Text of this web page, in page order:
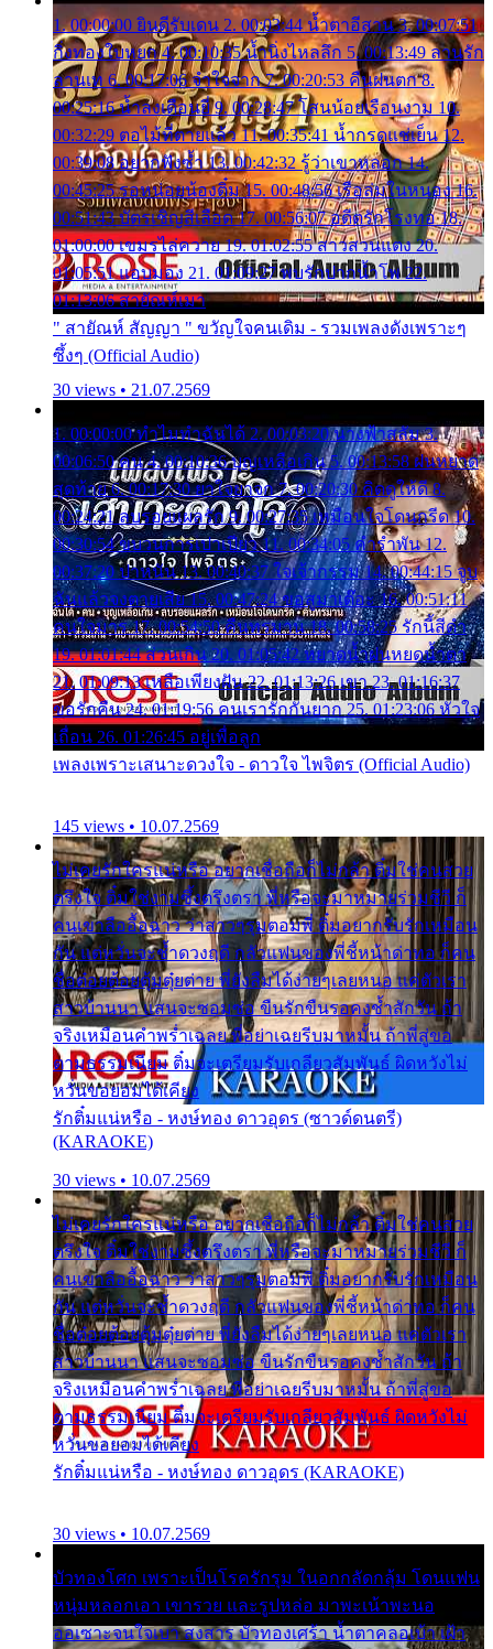
1. 00:00:00 ยินดีรับเดน 2. 00:03:44 น้ำตาอีสาน 3. 00:07:51
กิ่งทองใบหยก 4. 00:10:35 น้ำนิ่งไหลลึก 5. 00:13:49 ลานรัก
ลานเท 6. 00:17:06 จำใจจาก 7. 00:20:53 คืนฝนตก 8.
00:25:16 น้ำลงเดือนยี่ 9. 00:28:47 โสนน้อยเรือนงาม 10.
00:32:29 ตอไม้ที่ตายแล้ว 11. 00:35:41 น้ำกรดแช่เย็น 12.
00:39:08 อยากฟังซ้ำ 13. 00:42:32 รู้ว่าเขาหลอก 14.
00:45:25 รอหน่อยน้องติ๋ม 15. 00:48:56 เรือล่มในหนอง 16.
00:51:43 บัตรเชิญสีเลือด 17. 00:56:07 อดีตรักโรงทอ 18.
01:00:00 เขมรไล่ควาย 19. 01:02:55 สาวสวนแตง 20.
01:05:51 แอบมอง 21. 01:09:27 พบรักปากน้ำโพ 22.
01:13:06 สายัณห์เมา
" สายัณห์ สัญญา " ขวัญใจคนเดิม - รวมเพลงดังเพราะๆ
ซึ้งๆ (Official Audio)
30 views • 21.07.2569
1. 00:00:00 ทำไมทำฉันได้ 2. 00:03:20 นางฟ้าสลัม 3.
00:06:50 คน 4. 00:10:36 บุญเหลือเกิน 5. 00:13:58 ฝนหยาด
สุดท้าย 6. 00:17:30 ยาใจยาจก 7. 00:20:30 คิดดูให้ดี 8.
00:24:21 ลบรอยแผลรัก 9. 00:27:35 เหมือนใจโดนกรีด 10.
00:30:54 ขบวนการเปาเปียว 11. 00:34:05 คำรำพัน 12.
00:37:20 ปาหนัน 13. 00:40:37 ใจเจ้ากรรม 14. 00:44:15 จูบ
ฉันแล้วจงตายเสีย 15. 00:47:24 ขอสูมาเต๊อะ 16. 00:51:11
คนใจมาร 17. 00:54:50 คืนทรมาน 18. 00:58:25 รักนี้สีดำ
19. 01:01:44 ส่วนเกิน 20. 01:05:42 หยาดน้ำฝนหยดน้ำตา
21. 01:09:13 เหลือเพียงฝัน 22. 01:13:26 เขา 23. 01:16:37
ขอรักคืน 24. 01:19:56 คนเรารักกันยาก 25. 01:23:06 หัวใจ
เถื่อน 26. 01:26:45 อยู่เพื่อลูก
เพลงเพราะเสนาะดวงใจ - ดาวใจ ไพจิตร (Official Audio)
145 views • 10.07.2569
ไม่เคยรักใครแน่หรือ อยากเชื่อถือก็ไม่กล้า ติ๋มใช่คนสวย
ตรึงใจ ติ๋มใช่งามซึ้งตรึงตรา พี่หรือจะมาหมายร่วมชีวี ก็
คนเขาลืออื้อฉาว ว่าสาวๆรุมตอมพี่ ติ๋มอยากรับรักเหมือน
กัน แต่หวั่นจะช้ำดวงฤดี กลัวแฟนของพี่ชี้หน้าด่าทอ ก็คน
ชื่อต๋อยต้อยตุ้มตุ๋ยต่าย พี่ยังลืมได้ง่ายๆเลยหนอ แค่ตัวเรา
สาวบ้านนา แสนจะซอมซ่อ ขืนรักขืนรอคงช้ำสักวัน ถ้า
จริงเหมือนคำพร่ำเฉลย พี่อย่าเฉยรีบมาหมั้น ถ้าพี่สู่ขอ
ตามธรรมเนียม ติ๋มจะเตรียมรับเกลียวสัมพันธ์ ผิดหวังไม่
หวั่นขอยอมได้เคียง
รักติ๋มแน่หรือ - หงษ์ทอง ดาวอุดร (ซาวด์ดนตรี)
(KARAOKE)
30 views • 10.07.2569
ไม่เคยรักใครแน่หรือ อยากเชื่อถือก็ไม่กล้า ติ๋มใช่คนสวย
ตรึงใจ ติ๋มใช่งามซึ้งตรึงตรา พี่หรือจะมาหมายร่วมชีวี ก็
คนเขาลืออื้อฉาว ว่าสาวๆรุมตอมพี่ ติ๋มอยากรับรักเหมือน
กัน แต่หวั่นจะช้ำดวงฤดี กลัวแฟนของพี่ชี้หน้าด่าทอ ก็คน
ชื่อต๋อยต้อยตุ้มตุ๋ยต่าย พี่ยังลืมได้ง่ายๆเลยหนอ แค่ตัวเรา
สาวบ้านนา แสนจะซอมซ่อ ขืนรักขืนรอคงช้ำสักวัน ถ้า
จริงเหมือนคำพร่ำเฉลย พี่อย่าเฉยรีบมาหมั้น ถ้าพี่สู่ขอ
ตามธรรมเนียม ติ๋มจะเตรียมรับเกลียวสัมพันธ์ ผิดหวังไม่
หวั่นขอยอมได้เคียง
รักติ๋มแน่หรือ - หงษ์ทอง ดาวอุดร (KARAOKE)
30 views • 10.07.2569
บัวทองโศก เพราะเป็นโรครักรุม ในอกกลัดกลุ้ม โดนแฟน
หนุ่มหลอกเอา เขารวย และรูปหล่อ มาพะเน้าพะนอ
ออเซาะจนใจเบา สงสาร บัวทองเศร้า น้ำตาคลอเบ้า เฝ้า